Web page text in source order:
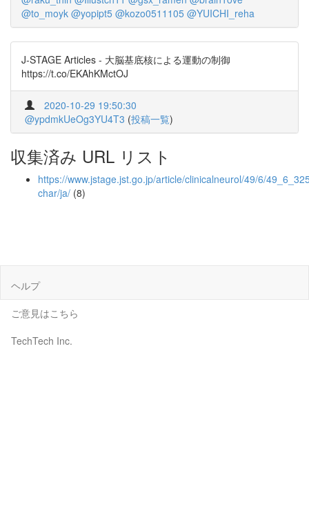
@to_moyk @yopipt5 @kozo0511105 @YUICHI_reha
J-STAGE Articles - 大脳基底核による運動の制御
https://t.co/EKAhKMctOJ
2020-10-29 19:50:30
@ypdmkUeOg3YU4T3 (投稿一覧)
収集済み URL リスト
https://www.jstage.jst.go.jp/article/clinicalneurol/49/6/
char/ja/ (8)
ヘルプ
ご意見はこちら
TechTech Inc.